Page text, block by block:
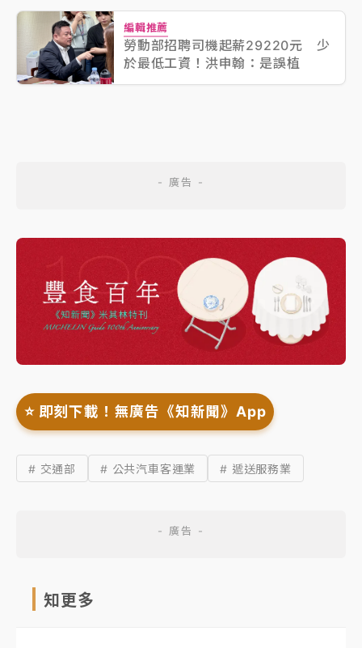
編輯推薦
勞動部招聘司機起薪29220元 少
於最低工資！洪申翰：是誤植
⭐️ 即刻下載！無廣告《知新聞》App
# 交通部 # 公共汽車客運業 # 遞送服務業
知更多